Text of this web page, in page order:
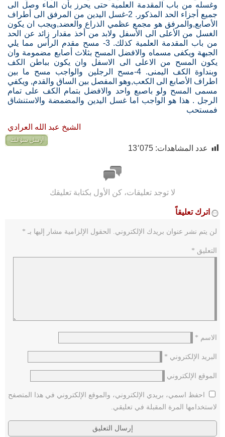
وغسله من باب المقدمة العلمية حتى يحرز بأن الماء وصل الى
جميع أجزاء الحد المذكور. 2-غسل اليدين من المرفق الى أطراف
الأصابع,والمرفق هو مجمع عظمي الذراع والعضد,ويجب ان يكون
الغسل من الأعلى الى الأسفل ولابد من أخذ مقدار زائد عن الحد
من باب المقدمة العلمية كذلك. 3- مسح مقدم الرأس مما يلي
الجبهة ويكفى مسماه والافضل المسح بثلاث أصابع مضمومة وان
يكون المسح من الاعلى الى الاسفل وان يكون بباطن الكف
وبنداوة الكف اليمنى. 4-مسح الرجلين والواجب مسح ما بين
اطراف الأصابع الى الكعب,وهو المفصل بين الساق والقدم, ويكفي
مسمى المسح ولو باصبع واحد والافضل بتمام الكف على تمام
الرجل . هذا هو الواجب اما غسل اليدين والمضمضة والاستنشاق
فمستحب
الشيخ عبد الله العرادي
عدد المشاهدات: 13٬075
لا توجد تعليقات، كن الأول بكتابة تعليقك
اترك تعليقاً
لن يتم نشر عنوان بريدك الإلكتروني. الحقول الإلزامية مشار إليها بـ *
التعليق *
الاسم *
البريد الإلكتروني *
الموقع الإلكتروني
احفظ اسمي، بريدي الإلكتروني، والموقع الإلكتروني في هذا المتصفح
لاستخدامها المرة المقبلة في تعليقي.